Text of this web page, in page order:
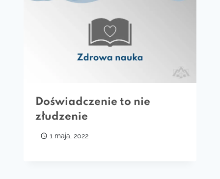
Doświadczenie to nie
złudzenie
1 maja, 2022